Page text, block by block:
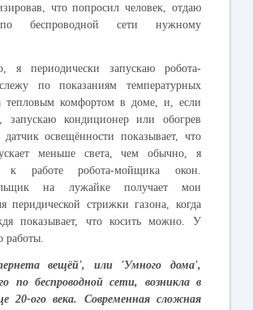
что попросил человек
отдаю
по беспроводной сети
нужному
,я периодически запускаю робота-
слежу по показаниям
температурных
тепловым комфортом в доме, и
если
запускаю кондиционер или
обогрев
датчик освещённости показывает, что
меньше света,чем обычно
я
к работе робота-мойщика окон
на лужайке получает
мои
перидической стрижки газона
когда
показывает, что косить можно
У
работы
вещёй', или'Умного дома',
по беспроводной сети, возникла в
20-ого века. Современная сложная